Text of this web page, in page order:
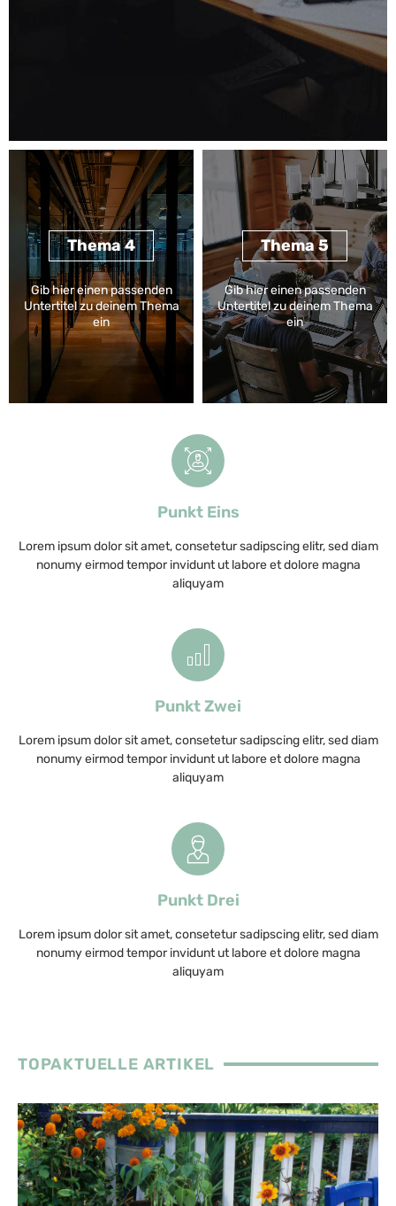
Thema 4
Gib hier einen passenden
Untertitel zu deinem Thema
ein
Thema 5
Gib hier einen passenden
Untertitel zu deinem Thema
ein
Punkt Eins
Lorem ipsum dolor sit amet, consetetur sadipscing elitr, sed diam
nonumy eirmod tempor invidunt ut labore et dolore magna
aliquyam
Punkt Zwei
Lorem ipsum dolor sit amet, consetetur sadipscing elitr, sed diam
nonumy eirmod tempor invidunt ut labore et dolore magna
aliquyam
Punkt Drei
Lorem ipsum dolor sit amet, consetetur sadipscing elitr, sed diam
nonumy eirmod tempor invidunt ut labore et dolore magna
aliquyam
TOPAKTUELLE ARTIKEL